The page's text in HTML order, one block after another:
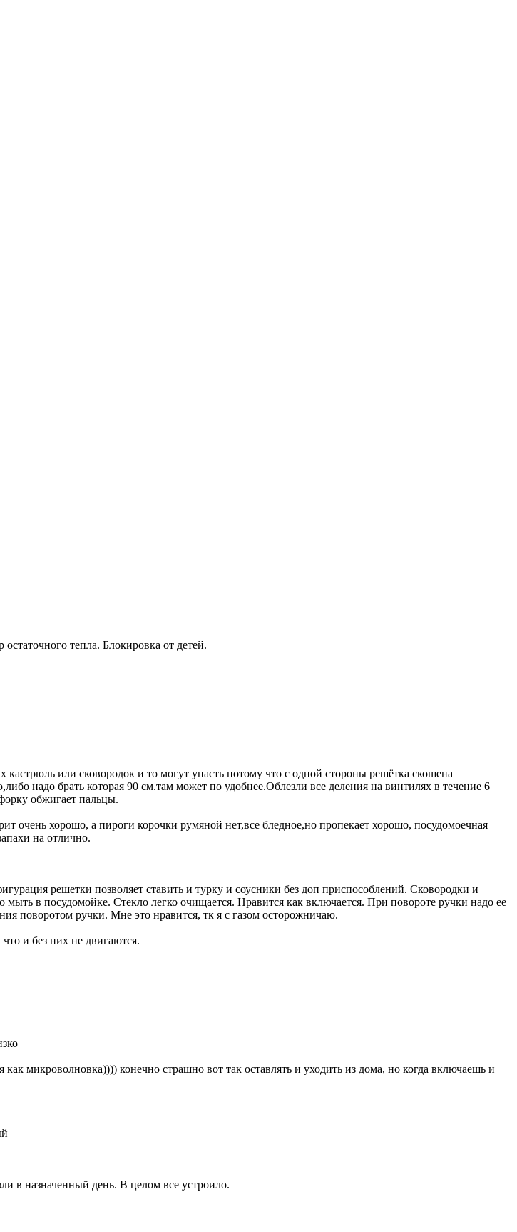
тепла. Блокировка от детей.
или сковородок и то могут упасть потому что с одной стороны решётка скошена
надо брать которая 90 см.там может по удобнее.Облезли все деления на винтилях в течение 6
обжигает пальцы.
очень хорошо, а пироги корочки румяной нет,все бледное,но пропекает хорошо, посудомоечная
на отлично.
решетки позволяет ставить и турку и соусники без доп приспособлений. Сковородки и
в посудомойке. Стекло легко очищается. Нравится как включается. При повороте ручки надо ее
поворотом ручки. Мне это нравится, тк я с газом осторожничаю.
и без них не двигаются.
микроволновка)))) конечно страшно вот так оставлять и уходить из дома, но когда включаешь и
в назначенный день. В целом все устроило.